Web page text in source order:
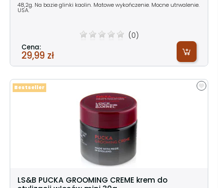
48,2g. Na bazie glinki kaolin. Matowe wykończenie. Mocne utrwalenie.
USA.
(0)
Cena:
29,99 zł
LS&B PUCKA GROOMING CREME krem do
Bestseller